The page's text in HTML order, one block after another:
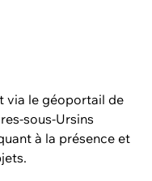
via le géoportail de
sous-Ursins
à la présence et